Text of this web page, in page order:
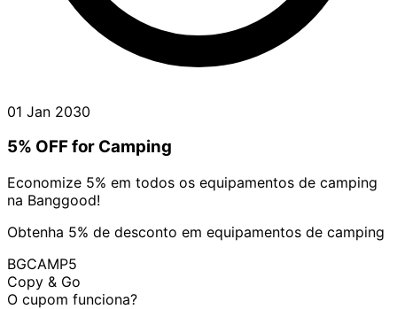
01 Jan 2030
5% OFF for Camping
Economize 5% em todos os equipamentos de camping
na Banggood!
Obtenha 5% de desconto em equipamentos de camping
BGCAMP5
Copy & Go
O cupom funciona?